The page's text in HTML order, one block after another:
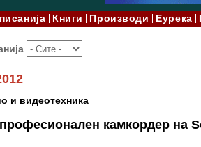
Книги Производи Еурека
и видеотехника
камкордер на